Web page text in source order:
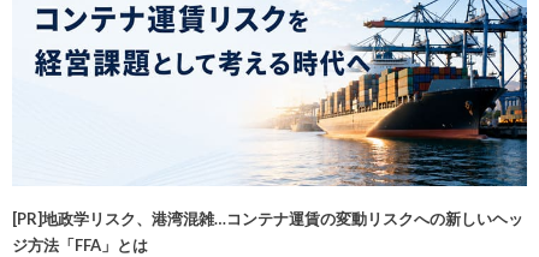
[PR]地政学リスク、港湾混雑…コンテナ運賃の変動リスクへの新しいヘッ
ジ方法「FFA」とは